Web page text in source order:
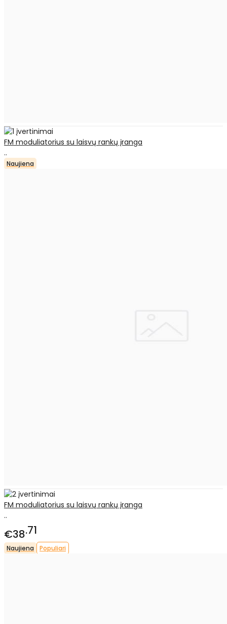
FM moduliatorius su laisvų rankų įranga
..
Naujiena
FM moduliatorius su laisvų rankų įranga
..
€38 71
Naujiena Populiari